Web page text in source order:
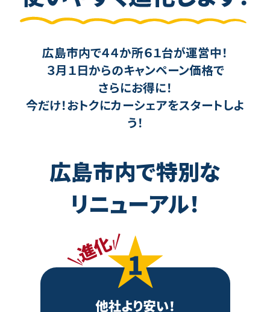
広島市内で４４か所６１台が運営中！
３月１日からのキャンペーン価格で
さらにお得に！
今だけ！おトクにカーシェアをスタートしよ
う！
広島市内で特別な
リニューアル！